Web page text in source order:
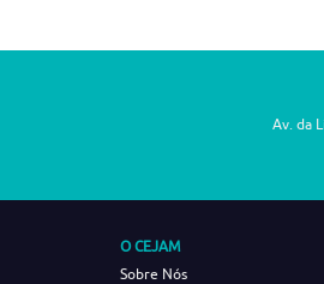
Av. da
O CEJAM
Sobre Nós